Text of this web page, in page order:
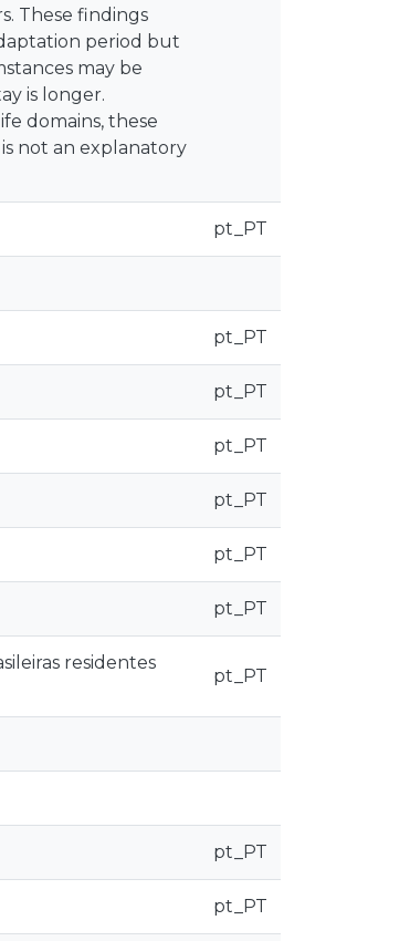
These findings
period but
may be
is longer.
domains, these
not an explanatory
pt_PT
pt_PT
pt_PT
pt_PT
pt_PT
pt_PT
pt_PT
residentes
pt_PT
pt_PT
pt_PT